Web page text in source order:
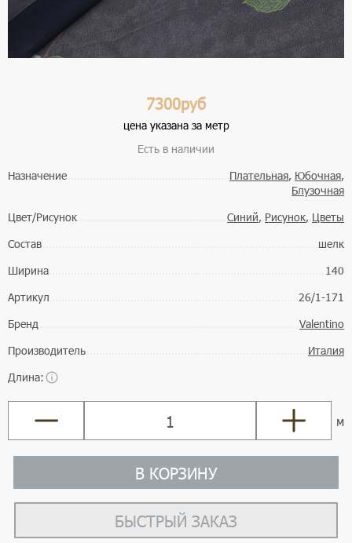
7300руб
цена указана за метр
Есть в наличии
Назначение
Плательная, Юбочная,
Блузочная
Цвет/Рисунок
Синий, Рисунок, Цветы
Состав
шелк
Ширина
140
Артикул
26/1-171
Бренд
Valentino
Производитель
Италия
Длина:
м
В КОРЗИНУ
БЫСТРЫЙ ЗАКАЗ